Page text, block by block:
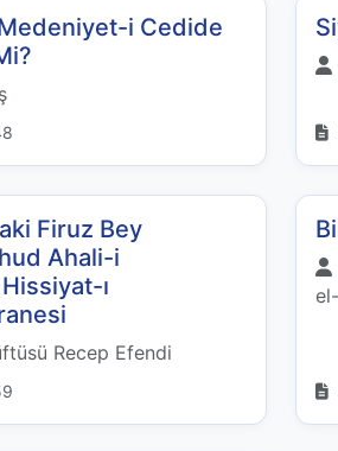
i Cedide
Firuz Bey
Ahali-i
ı
Recep Efendi